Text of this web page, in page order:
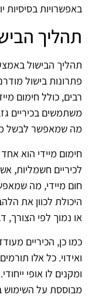
באפשרויות בסיסיות
תהליך
תהליך הבישול
פתרונות בישול
רבים, כולל חימום
משתמשים בכיריים
מה שמאפשר לבשל
חימום מיידי הוא
לכיריים חשמליות,
חום מיידי, מה
היכולת לכוון את
או נמוך לפי הצורך,
כמו כן, הכיריים
ואידוי. כל אלו
ומקנים לו אופי
מבוססת על השימוש